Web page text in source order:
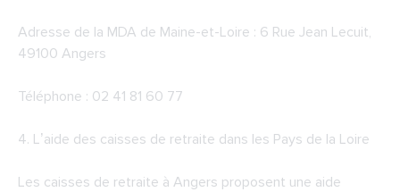
Adresse de la MDA de Maine-et-Loire : 6 Rue Jean Lecuit,
49100 Angers
Téléphone : 02 41 81 60 77
4. L’aide des caisses de retraite dans les Pays de la Loire
Les caisses de retraite à Angers proposent une aide